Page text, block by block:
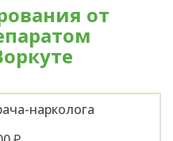
от
нарколога